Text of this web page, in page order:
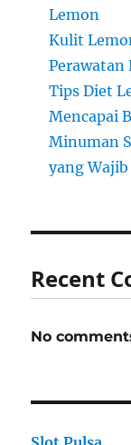
Lemon
Kulit
Tips Diet
Mencapai
Minuman
yang Wajib
Recent
No